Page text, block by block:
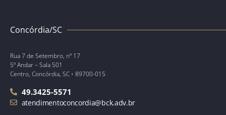
Concórdia/SC
Rua 7 de Setembro, nº 17
5º Andar – Sala 501
Centro, Concórdia, SC • 89700-015
49.3425-5571
atendimentoconcordia@bck.adv.br